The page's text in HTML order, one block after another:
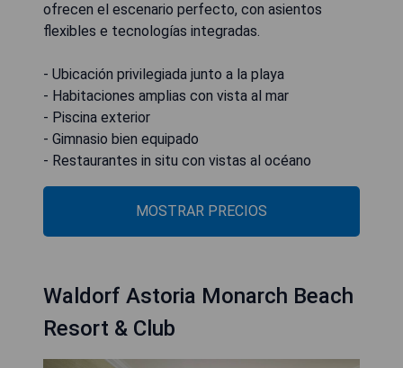
ofrecen el escenario perfecto, con asientos
flexibles e tecnologías integradas.
- Ubicación privilegiada junto a la playa
- Habitaciones amplias con vista al mar
- Piscina exterior
- Gimnasio bien equipado
- Restaurantes in situ con vistas al océano
MOSTRAR PRECIOS
Waldorf Astoria Monarch Beach
Resort & Club